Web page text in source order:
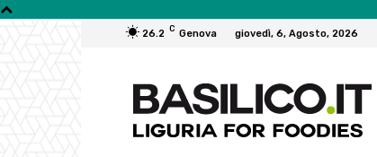
26.2 C Genova giovedì, 6, Agosto, 2026